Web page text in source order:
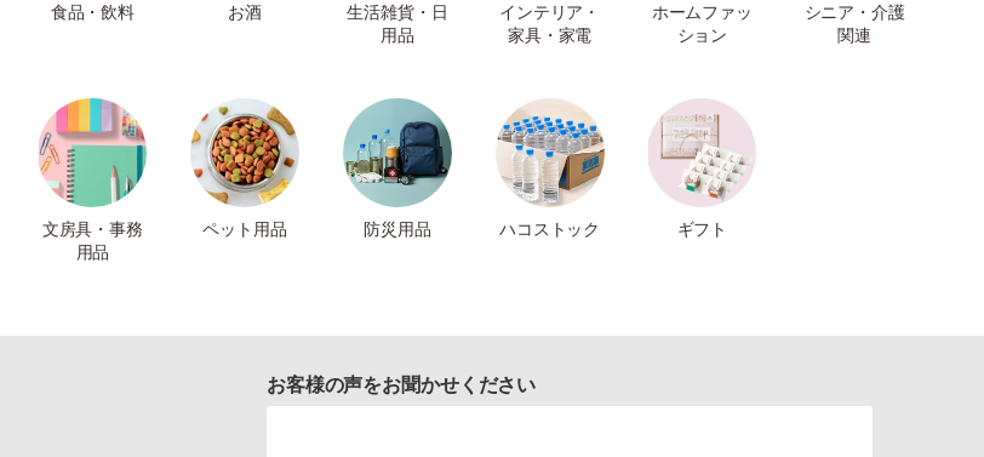
食品・飲料 お酒
生活雑貨・日
用品
インテリア・
家具・家電
ホームファッ
ション
シニア・介護
関連
文房具・事務
用品
ペット用品 防災用品 ハコストック ギフト
お客様の声をお聞かせください